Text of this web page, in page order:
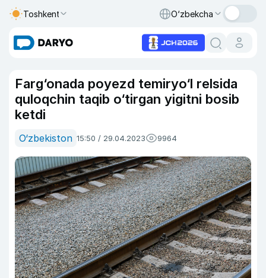
Toshkent O‘zbekcha
Farg‘onada poyezd temiryo‘l relsida
quloqchin taqib o‘tirgan yigitni bosib
ketdi
O‘zbekiston 15:50 / 29.04.2023 9964